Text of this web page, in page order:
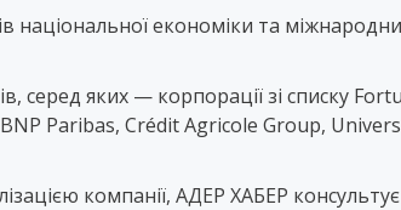
економіки та
серед яких — корпорації зі списку
BNP Paribas, Crédit Agricole Group,
компанії, АДЕР ХАБЕР